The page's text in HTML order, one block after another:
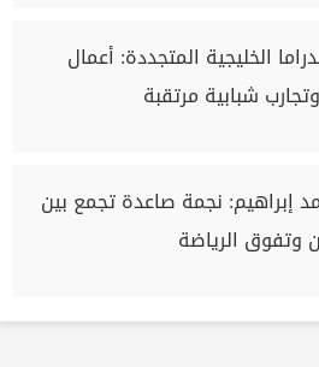
الخليجية المتجددة: أعمال
شبابية مرتقبة
إبراهيم: نجمة صاعدة تجمع بين
وتفوق الرياضة